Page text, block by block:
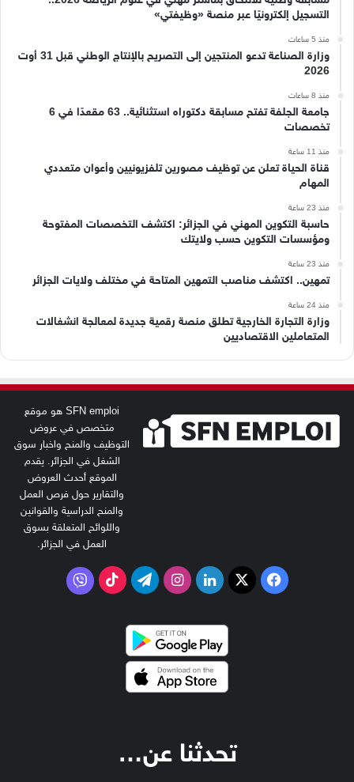
التسجيل إلكترونيًا عبر منصة «وظيفتي»
منذ 5 ساعات
وزارة الصناعة تدعو المنتجين إلى التصريح بالإنتاج الوطني قبل 31 أوت
2026
منذ 8 ساعات
جامعة الجلفة تفتح مسابقة دكتوراه استثنائية.. 63 مقعدًا في 6
تخصصات
منذ 11 ساعة
قناة الحياة تعلن عن توظيف مصورين تلفزيونيين وأعوان متعددي
المهام
منذ 23 ساعة
حاسبة التكوين المهني في الجزائر: اكتشف التخصصات المفتوحة
ومؤسسات التكوين حسب ولايتك
منذ 23 ساعة
تمهين.. اكتشف مناصب التمهين المتاحة في مختلف ولايات الجزائر
منذ 24 ساعة
وزارة التجارة الخارجية تطلق منصة رقمية جديدة لمعالجة انشغالات
المتعاملين الاقتصاديين
SFN emploi هو موقع
متخصص في عروض
التوظيف والمنح واخبار سوق
الشغل في الجزائر. يقدم
الموقع أحدث العروض
والتقارير حول فرص العمل
والمنح الدراسية والقوانين
واللوائح المتعلقة بسوق
العمل في الجزائر.
فيسبوك
‫X لينكدإنانستقرامتيلقرام‫TikTokفايبر
تحدثنا عن…